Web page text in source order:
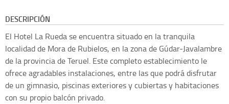
DESCRIPCIÓN
El Hotel La Rueda se encuentra situado en la tranquila
localidad de Mora de Rubielos, en la zona de Gúdar-Javalambre
de la provincia de Teruel. Este completo establecimiento le
ofrece agradables instalaciones, entre las que podrá disfrutar
de un gimnasio, piscinas exteriores y cubiertas y habitaciones
con su propio balcón privado.